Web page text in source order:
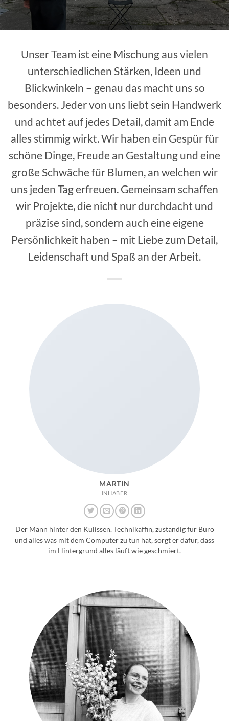
Unser Team ist eine Mischung aus vielen
unterschiedlichen Stärken, Ideen und
Blickwinkeln – genau das macht uns so
besonders. Jeder von uns liebt sein Handwerk
und achtet auf jedes Detail, damit am Ende
alles stimmig wirkt. Wir haben ein Gespür für
schöne Dinge, Freude an Gestaltung und eine
große Schwäche für Blumen, an welchen wir
uns jeden Tag erfreuen. Gemeinsam schaffen
wir Projekte, die nicht nur durchdacht und
präzise sind, sondern auch eine eigene
Persönlichkeit haben – mit Liebe zum Detail,
Leidenschaft und Spaß an der Arbeit.
MARTIN
INHABER
Der Mann hinter den Kulissen. Technikaffin, zuständig für Büro
und alles was mit dem Computer zu tun hat, sorgt er dafür, dass
im Hintergrund alles läuft wie geschmiert.